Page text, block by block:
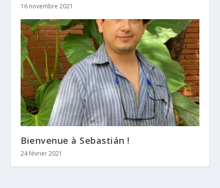
16 novembre 2021
Bienvenue à Sebastián !
24 février 2021